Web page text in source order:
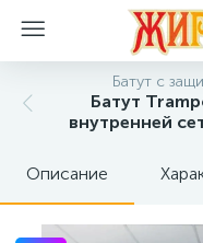
Батут с
Батут
внутренней
Описание